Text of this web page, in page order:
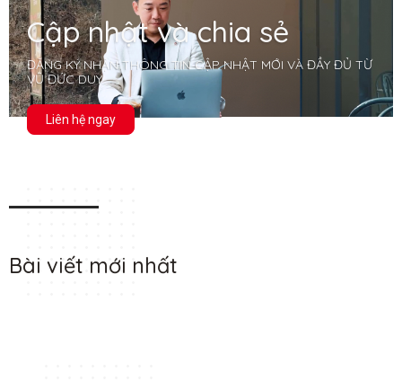
Cập nhật và chia sẻ
ĐĂNG KÝ NHẬN THÔNG TIN CẬP NHẬT MỚI VÀ ĐẦY ĐỦ TỪ
VŨ ĐỨC DUY
Liên hệ ngay
Bài viết mới nhất